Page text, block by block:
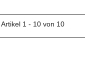
Artikel 1 - 10 von 10